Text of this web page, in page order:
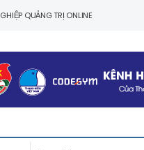
QUẢNG TRỊ ONLINE